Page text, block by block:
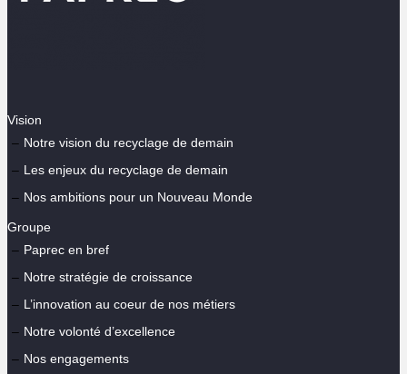
Vision
Notre vision du recyclage de demain
Les enjeux du recyclage de demain
Nos ambitions pour un Nouveau Monde
Groupe
Paprec en bref
Notre stratégie de croissance
L’innovation au coeur de nos métiers
Notre volonté d’excellence
Nos engagements